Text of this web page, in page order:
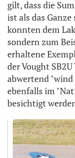
gilt, dass die
ist als das
konnten dem
sondern zum
erhaltene
der Vought
abwertend
ebenfalls im
besichtigt